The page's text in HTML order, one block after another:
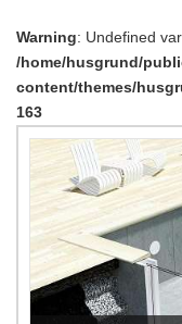
Warning: Undefined
/home/husgrund/
content/themes/
163